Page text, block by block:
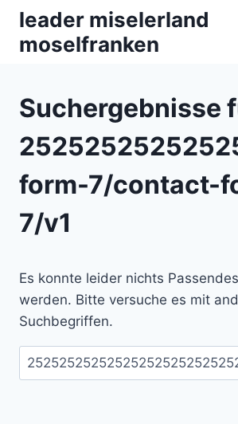
Zum
Inhalt
springen
leader miselerland
moselfranken
Suchergebnisse
form-7/contact-
7/v1
Es konnte leider nichts
werden. Bitte versuche es mit
Suchbegriffen.
Suchen
nach: